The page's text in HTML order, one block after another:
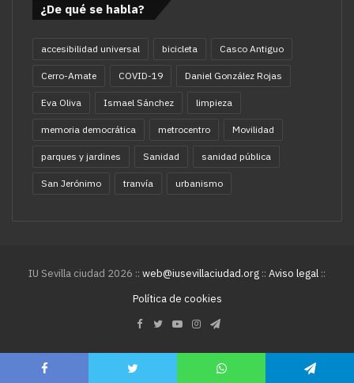
¿De qué se habla?
accesibilidad universal bicicleta Casco Antiguo
Cerro-Amate COVID-19 Daniel González Rojas
Eva Oliva Ismael Sánchez limpieza
memoria democrática metrocentro Movilidad
parques y jardines Sanidad sanidad pública
San Jerónimo tranvía urbanismo
IU Sevilla ciudad 2026 :: web@iusevillaciudad.org :: Aviso legal ::
Política de cookies
Facebook
TwitterYouTubeInstagram
Telegram